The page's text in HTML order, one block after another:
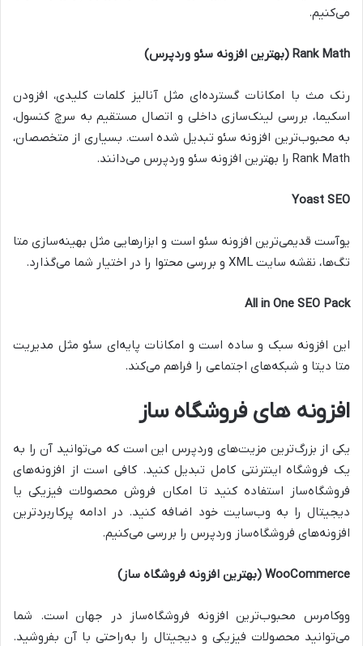
می‌کنیم.
Rank Math (بهترین افزونه سئو وردپرس)
رنک مث با امکانات گسترده‌ای مثل آنالیز کلمات کلیدی، افزودن
اسکیما، بررسی لینک‌سازی داخلی و اتصال مستقیم به سرچ کنسول،
به محبوب‌ترین افزونه سئو تبدیل شده است. بسیاری از متخصصان،
Rank Math را بهترین افزونه سئو وردپرس می‌دانند.
Yoast SEO
یوآست قدیمی‌ترین افزونه سئو است و ابزارهایی مثل بهینه‌سازی متا
تگ‌ها، نقشه سایتXML و بررسی محتوا را در اختیار شما می‌گذارد.
All in One SEO Pack
این افزونه سبک و ساده است و امکانات پایه‌ای سئو مثل مدیریت
متا دیتا و شبکه‌های اجتماعی را فراهم می‌کند.
افزونه های فروشگاه ساز
یکی از بزرگ‌ترین مزیت‌های وردپرس این است که می‌توانید آن را به
یک فروشگاه اینترنتی کامل تبدیل کنید. کافی است از افزونه‌های
فروشگاه‌ساز استفاده کنید تا امکان فروش محصولات فیزیکی یا
دیجیتال را به وب‌سایت خود اضافه کنید. در ادامه پرکاربردترین
افزونه‌های فروشگاه‌ساز وردپرس را بررسی می‌کنیم.
WooCommerce (بهترین افزونه فروشگاه ساز)
ووکامرس محبوب‌ترین افزونه فروشگاه‌ساز در جهان است. شما
می‌توانید محصولات فیزیکی و دیجیتال را به‌راحتی با آن بفروشید.